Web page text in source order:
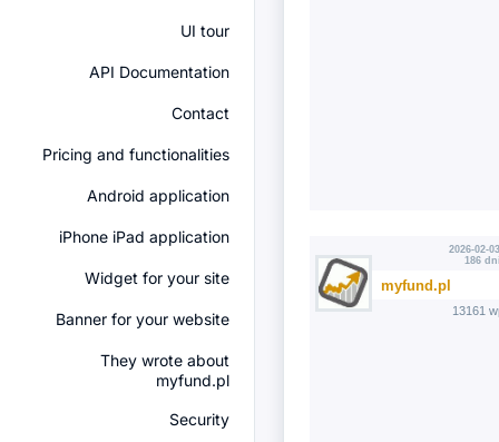
UI tour
API Documentation
Contact
Pricing and functionalities
Android application
iPhone iPad application
Widget for your site
Banner for your website
They wrote about
myfund.pl
Security
2026-02-
186
myfund.pl
13161